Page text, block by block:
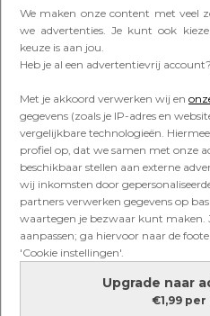
We maken onze content met veel
we advertenties. Je kunt ook
keuze is aan jou.
Heb je al een advertentievrij account?
Met je akkoord verwerken wij en
gegevens (zoals je IP-adres en
vergelijkbare technologieën.
profiel op, dat we samen met onze
beschikbaar stellen aan externe
wij inkomsten door
partners verwerken gegevens op
waartegen je bezwaar kunt maken.
aanpassen; ga hiervoor naar de
'Cookie instellingen'.
Upgrade naar
€1,99 per
EDSON &
Edson &
EDSON &
Edson &
om je het
beloofd’
EDSON &
Edson &
deze
relatie doet?’